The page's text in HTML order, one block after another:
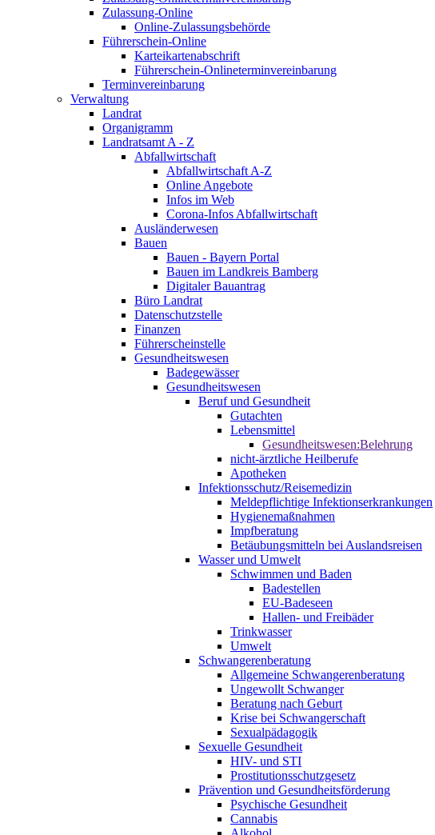
Zulassung-Online
Online-Zulassungsbehörde
Führerschein-Online
Karteikartenabschrift
Führerschein-Onlineterminvereinbarung
Terminvereinbarung
Verwaltung
Landrat
Organigramm
Landratsamt A - Z
Abfallwirtschaft
Abfallwirtschaft A-Z
Online Angebote
Infos im Web
Corona-Infos Abfallwirtschaft
Ausländerwesen
Bauen
Bauen - Bayern Portal
Bauen im Landkreis Bamberg
Digitaler Bauantrag
Büro Landrat
Datenschutzstelle
Finanzen
Führerscheinstelle
Gesundheitswesen
Badegewässer
Gesundheitswesen
Beruf und Gesundheit
Gutachten
Lebensmittel
Gesundheitswesen:Belehrung
nicht-ärztliche Heilberufe
Apotheken
Infektionsschutz/Reisemedizin
Meldepflichtige Infektionserkrankungen
Hygienemaßnahmen
Impfberatung
Betäubungsmitteln bei Auslandsreisen
Wasser und Umwelt
Schwimmen und Baden
Badestellen
EU-Badeseen
Hallen- und Freibäder
Trinkwasser
Umwelt
Schwangerenberatung
Allgemeine Schwangerenberatung
Ungewollt Schwanger
Beratung nach Geburt
Krise bei Schwangerschaft
Sexualpädagogik
Sexuelle Gesundheit
HIV- und STI
Prostitutionsschutzgesetz
Prävention und Gesundheitsförderung
Psychische Gesundheit
Cannabis